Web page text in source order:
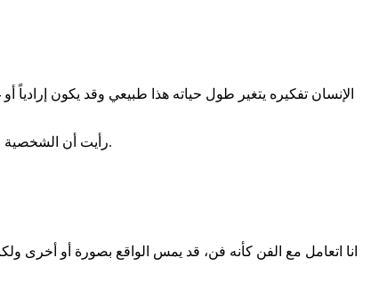
الإنسان تفكيره يتغير طول حياته هذا طبيعي وقد يكون
لكن في مسلسل peaky blinders رأيت أن الشخصية الرئيسية "تومي شيلبي" يصبر على المضايقات ولا يتعجل الرد واقتنعت أن هذه استراتيجية قد تكون جيدة أحياناً.
انا اتعامل مع الفن كأنه فن، قد يمس الواقع بصورة أو أخرى